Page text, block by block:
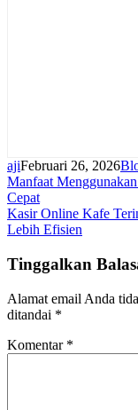
ajiFebruari 26, 2026
Navigasi
pos
Manfaat
Cepat
Kasir Online Kafe
Lebih Efisien
Tinggalkan
Alamat email Anda
ditandai *
Komentar *